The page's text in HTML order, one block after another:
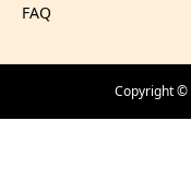
FAQ
Copyright ©